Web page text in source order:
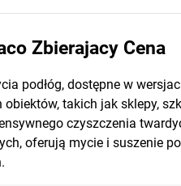
Zbierajacy Cena
podłóg, dostępne w
takich jak sklepy,
czyszczenia
oferują mycie i suszenie